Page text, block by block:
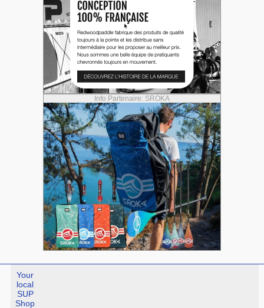
Info Partenaire: SROKA
Your
local
SUP
Shop